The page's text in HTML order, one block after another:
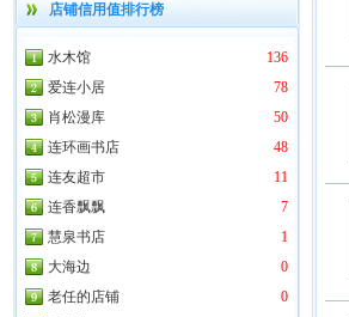
店铺信用值排行榜
水木馆
136
爱连小居
78
肖松漫库
50
连环画书店
48
连友超市
11
连香飘飘
7
慧泉书店
1
大海边
0
老任的店铺
0